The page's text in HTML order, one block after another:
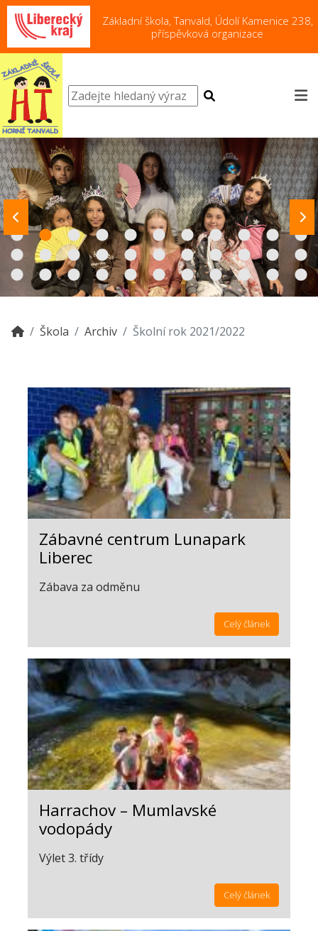
Základní škola, Tanvald, Údolí Kamenice 238,
příspěvková organizace
Škola Archiv Školní rok 2021/2022
Zábavné centrum Lunapark
Liberec
Zábava za odměnu
Celý článek
Harrachov – Mumlavské
vodopády
Výlet 3. třídy
Celý článek